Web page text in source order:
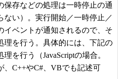
保存などの処理は一時停止の通
ない）。実行開始／一時停止／
イベントが通知されるので、そ
理を行う。具体的には、下記の
を行う（JavaScriptの場合。
、C++やC#、VBでも記述可